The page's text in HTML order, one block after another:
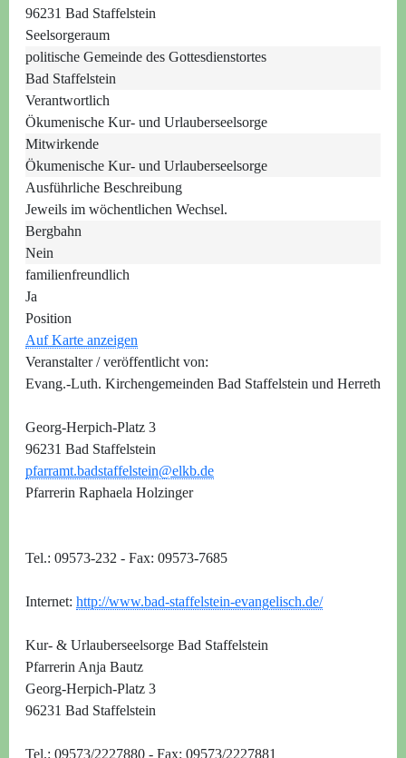
96231 Bad Staffelstein
Seelsorgeraum
politische Gemeinde des Gottesdienstortes
Bad Staffelstein
Verantwortlich
Ökumenische Kur- und Urlauberseelsorge
Mitwirkende
Ökumenische Kur- und Urlauberseelsorge
Ausführliche Beschreibung
Jeweils im wöchentlichen Wechsel.
Bergbahn
Nein
familienfreundlich
Ja
Position
Auf Karte anzeigen
Veranstalter / veröffentlicht von:
Evang.-Luth. Kirchengemeinden Bad Staffelstein und Herreth
Georg-Herpich-Platz 3
96231 Bad Staffelstein
pfarramt.badstaffelstein@elkb.de
Pfarrerin Raphaela Holzinger
Tel.: 09573-232 - Fax: 09573-7685
Internet: http://www.bad-staffelstein-evangelisch.de/
Kur- & Urlauberseelsorge Bad Staffelstein
Pfarrerin Anja Bautz
Georg-Herpich-Platz 3
96231 Bad Staffelstein
Tel.: 09573/2227880 - Fax: 09573/2227881